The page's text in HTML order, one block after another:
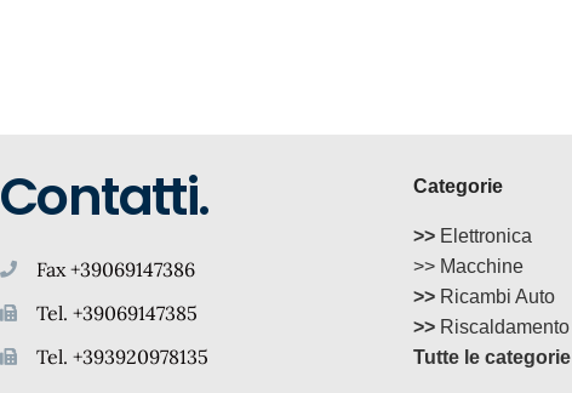
Contatti.
Fax +39069147386
Tel. +39069147385
Tel. +393920978135
Categorie
>>Elettronica
>> Macchine
>>Ricambi Auto
>>Riscaldamento
Tutte le categorie